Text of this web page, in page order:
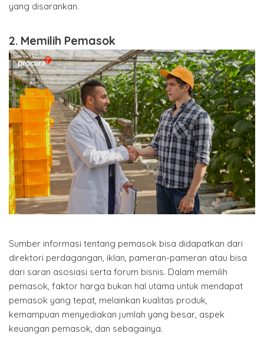
yang disarankan.
2. Memilih Pemasok
Sumber informasi tentang pemasok bisa didapatkan dari
direktori perdagangan, iklan, pameran-pameran atau bisa
dari saran asosiasi serta forum bisnis. Dalam memilih
pemasok, faktor harga bukan hal utama untuk mendapat
pemasok yang tepat, melainkan kualitas produk,
kemampuan menyediakan jumlah yang besar, aspek
keuangan pemasok, dan sebagainya.